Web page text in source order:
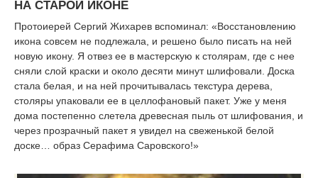
НА СТАРОЙ ИКОНЕ
Протоиерей Сергий Жихарев вспоминал: «Восстановлению
икона совсем не подлежала, и решено было писать на ней
новую икону. Я отвез ее в мастерскую к столярам, где с нее
сняли слой краски и около десяти минут шлифовали. Доска
стала белая, и на ней прочитывалась текстура дерева,
столяры упаковали ее в целлофановый пакет. Уже у меня
дома постепенно слетела древесная пыль от шлифования, и
через прозрачный пакет я увидел на свеженькой белой
доске… образ Серафима Саровского!»